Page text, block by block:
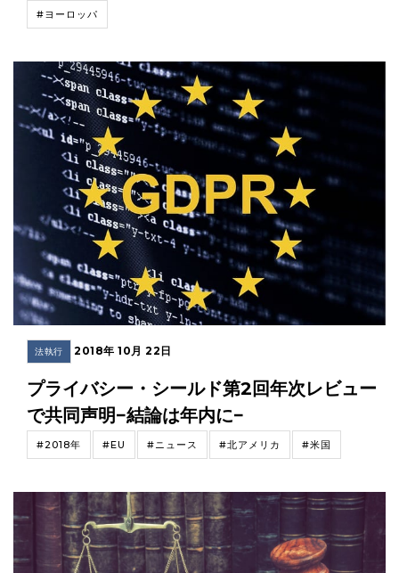
#ヨーロッパ
法執行 2018年 10月 22日
プライバシー・シールド第2回年次レビュー
で共同声明−結論は年内に−
#2018年 #EU #ニュース #北アメリカ #米国